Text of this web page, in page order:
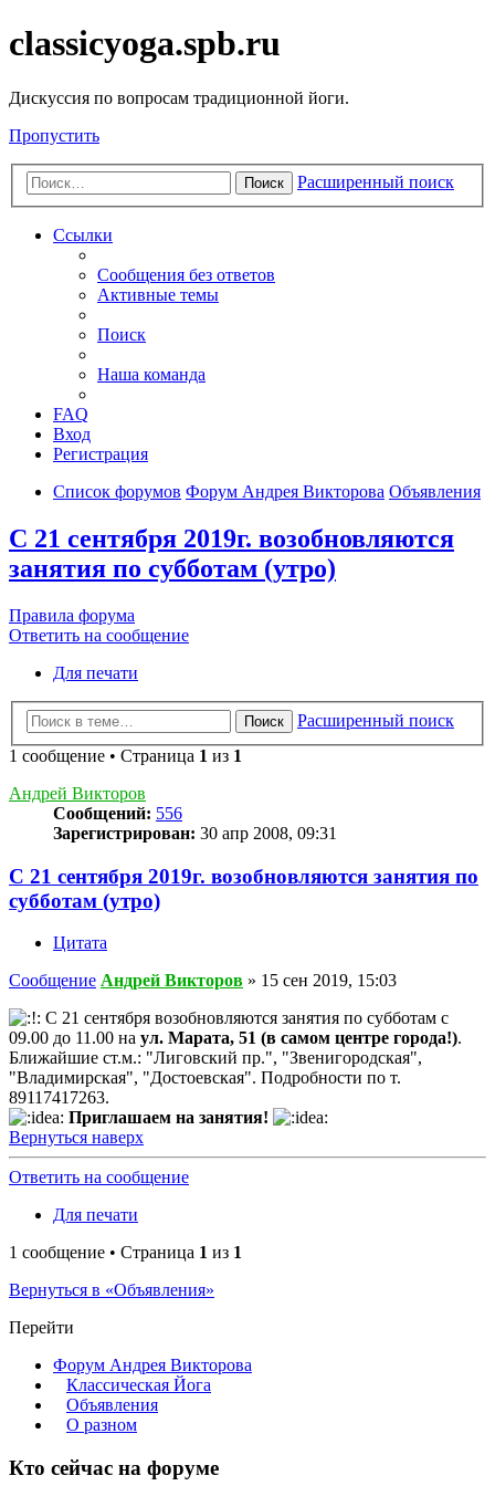
classicyoga.spb.ru
Дискуссия по вопросам традиционной йоги.
Пропустить
Поиск Расширенный поиск
Ссылки
Сообщения без ответов
Активные темы
Поиск
Наша команда
FAQ
Вход
Регистрация
Список форумов Форум Андрея Викторова Объявления
C 21 сентября 2019г. возобновляются
занятия по субботам (утро)
Правила форума
Ответить на сообщение
Для печати
Поиск
Расширенный поиск
1 сообщение • Страница 1 из 1
Андрей Викторов
Сообщений: 556
Зарегистрирован: 30 апр 2008, 09:31
C 21 сентября 2019г. возобновляются занятия по
субботам (утро)
Цитата
Сообщение Андрей Викторов » 15 сен 2019, 15:03
С 21 сентября возобновляются занятия по субботам с
09.00 до 11.00 на ул. Марата, 51 (в самом центре города!).
Ближайшие ст.м.: "Лиговский пр.", "Звенигородская",
"Владимирская", "Достоевская". Подробности по т.
89117417263.
Приглашаем на занятия!
Вернуться наверх
Ответить на сообщение
Для печати
1 сообщение • Страница 1 из 1
Вернуться в «Объявления»
Перейти
Форум Андрея Викторова
Классическая Йога
Объявления
О разном
Кто сейчас на форуме